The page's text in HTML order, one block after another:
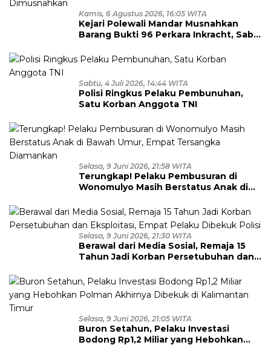
Kamis, 6 Agustus 2026, 16:05 WITA
Kejari Polewali Mandar Musnahkan
Barang Bukti 96 Perkara Inkracht, Sabu
Dimusnahkan
Sabtu, 4 Juli 2026, 14:44 WITA
Polisi Ringkus Pelaku Pembunuhan,
Satu Korban Anggota TNI
Selasa, 9 Juni 2026, 21:58 WITA
Terungkap! Pelaku Pembusuran di
Wonomulyo Masih Berstatus Anak di
Diamankan
Selasa, 9 Juni 2026, 21:30 WITA
Berawal dari Media Sosial, Remaja 15
Tahun Jadi Korban Persetubuhan dan
Polisi
Selasa, 9 Juni 2026, 21:05 WITA
Buron Setahun, Pelaku Investasi
Bodong Rp1,2 Miliar yang Hebohkan